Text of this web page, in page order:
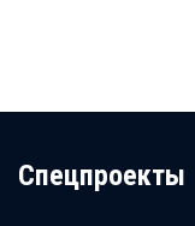
Cпецпроекты